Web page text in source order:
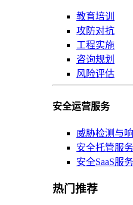
教育培训
攻防对抗
工程实施
咨询规划
风险评估
安全运营服务
威胁检测与
安全托管服
安全SaaS服务
热门推荐